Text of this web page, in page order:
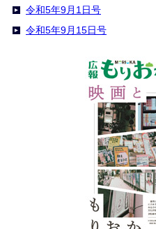
令和5年9月1日号
令和5年9月15日号